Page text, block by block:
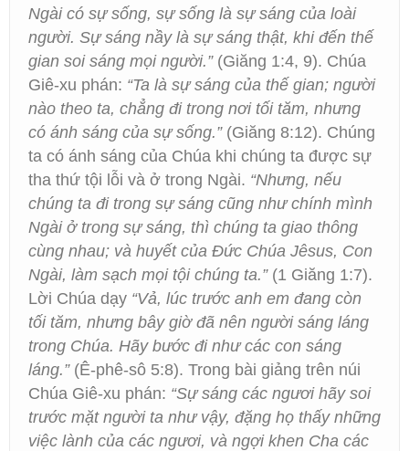
Ngài có sự sống, sự sống là sự sáng của loài
người. Sự sáng nầy là sự sáng thật, khi đến thế
gian soi sáng mọi người.”(Giăng 1:4, 9). Chúa
Giê-xu phán: “Ta là sự sáng của thế gian; người
nào theo ta, chẳng đi trong nơi tối tăm, nhưng
có ánh sáng của sự sống.”(Giăng 8:12). Chúng
ta có ánh sáng của Chúa khi chúng ta được sự
tha thứ tội lỗi và ở trong Ngài. “Nhưng, nếu
chúng ta đi trong sự sáng cũng như chính mình
Ngài ở trong sự sáng, thì chúng ta giao thông
cùng nhau; và huyết của Đức Chúa Jêsus, Con
Ngài, làm sạch mọi tội chúng ta.”(1 Giăng 1:7).
Lời Chúa dạy “Vả, lúc trước anh em đang còn
tối tăm, nhưng bây giờ đã nên người sáng láng
trong Chúa. Hãy bước đi như các con sáng
láng.”(Ê-phê-sô 5:8). Trong bài giảng trên núi
Chúa Giê-xu phán: “Sự sáng các ngươi hãy soi
trước mặt người ta như vậy, đặng họ thấy những
việc lành của các ngươi, và ngợi khen Cha các